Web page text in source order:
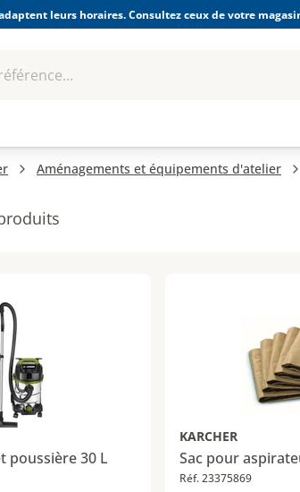
leurs horaires. Consultez ceux de votre
Aménagements et équipements d'atelier
poussière 30 L
KARCHER
Sac pour
Réf. 23375869